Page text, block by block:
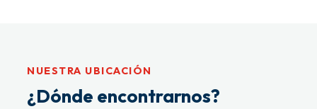
NUESTRA UBICACIÓN
¿Dónde encontrarnos?